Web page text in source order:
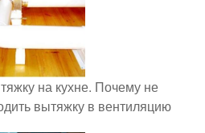
на кухне. Почему не
вытяжку в вентиляцию